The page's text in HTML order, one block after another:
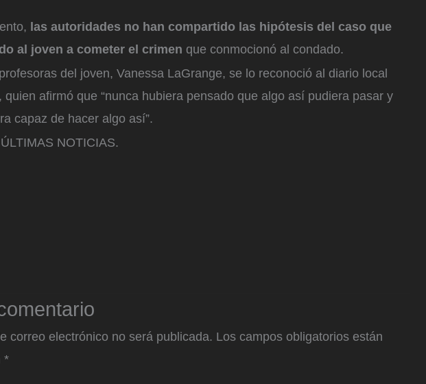
las autoridades no han compartido las hipótesis del caso que
al joven a cometer el crimen que conmocionó al condado.
del joven, Vanessa LaGrange, se lo reconoció al diario local
, quien afirmó que “nunca hubiera pensado que algo así pudiera pasar y
capaz de hacer algo así”.
NOTICIAS.
correo electrónico no será publicada. Los campos obligatorios están
*